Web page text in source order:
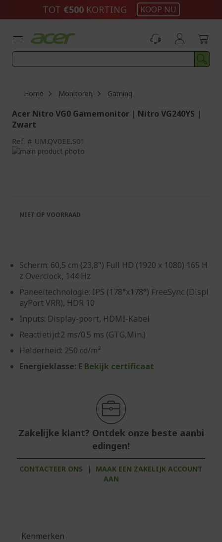
inhoud
TOT €500KORTING KOOP NU
Home Monitoren Gaming
Acer Nitro VG0 Gamemonitor | Nitro VG240YS |
Zwart
Ref. UM.QV0EE.S01
Ga
afbeeldingen-
gallerij
afbeeldingen-
Scherm: 60,5 cm (23,8") Full HD (1920 x 1080) 165 H
z Overclock, 144 Hz
Paneeltechnologie: IPS (178°x178°) FreeSync (Displ
ayPort VRR), HDR 10
Inputs: Display-poort, HDMI-Kabel
Reactietijd:2 ms/0.5 ms (GTG,Min.)
Helderheid: 250 cd/m²
Energieklasse: E Bekijk certificaat
Zakelijke klant? Ontdek onze beste aanbi
edingen!
CONTACTEER ONS |
MAAK EEN ZAKELIJK ACCOUNT
AAN
NIET OP VOORRAAD
Kenmerken